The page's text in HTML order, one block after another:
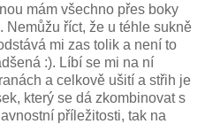
mám všechno přes boky
Nemůžu říct, že u téhle sukně
mi zas tolik a není to
:). Líbí se mi na ní
a celkově ušití a střih je
který se dá zkombinovat s
příležitosti, tak na